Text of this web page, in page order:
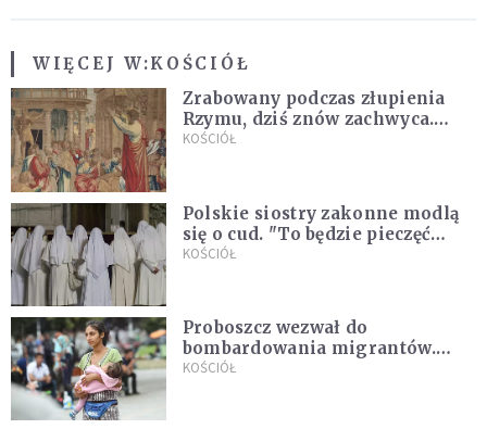
WIĘCEJ W:KOŚCIÓŁ
Zrabowany podczas złupienia
Rzymu, dziś znów zachwyca.
Wyjątkowy arras w Castel
KOŚCIÓŁ
Polskie siostry zakonne modlą
się o cud. "To będzie pieczęć
Pana Boga dla naszej wiary"
KOŚCIÓŁ
Proboszcz wezwał do
bombardowania migrantów.
"Masowy ogień przeciwko
KOŚCIÓŁ